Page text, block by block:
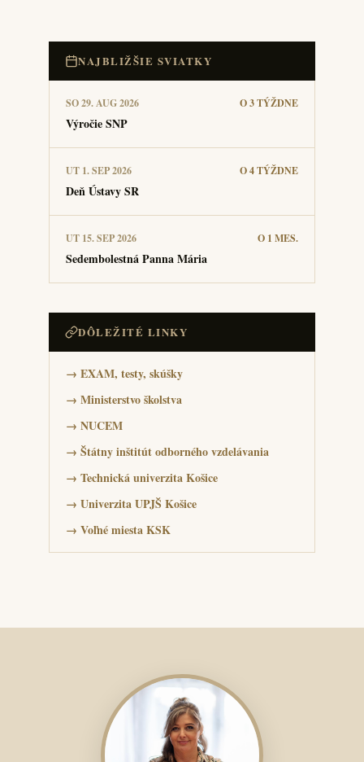
NAJBLIŽŠIE SVIATKY
SO 29. AUG 2026 O 3 TÝŽDNE
Výročie SNP
UT 1. SEP 2026 O 4 TÝŽDNE
Deň Ústavy SR
UT 15. SEP 2026 O 1 MES.
Sedembolestná Panna Mária
DÔLEŽITÉ LINKY
→ EXAM, testy, skúšky
→ Ministerstvo školstva
→ NUCEM
→ Štátny inštitút odborného vzdelávania
→ Technická univerzita Košice
→ Univerzita UPJŠ Košice
→ Voľné miesta KSK